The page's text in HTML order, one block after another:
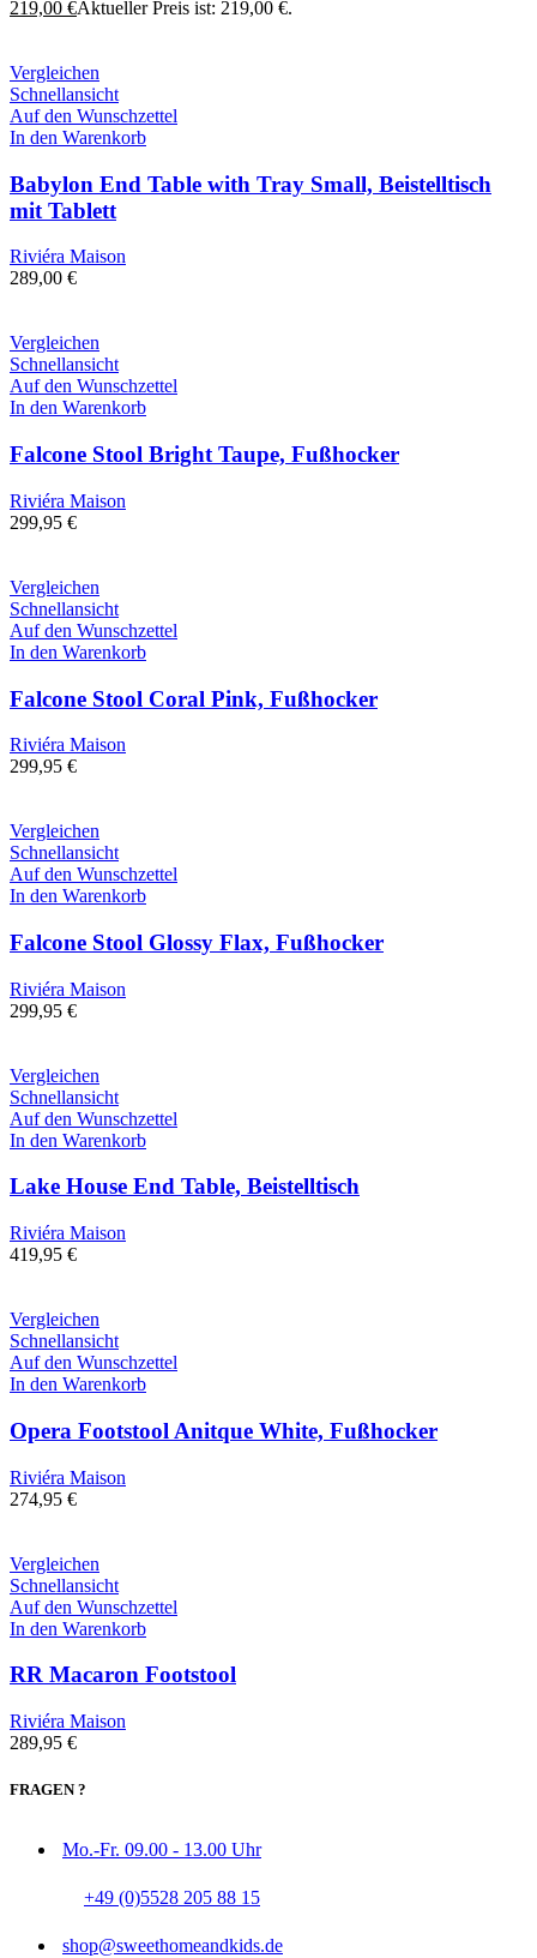
219,00 €Aktueller Preis ist: 219,00 €.
Vergleichen
Schnellansicht
Auf den Wunschzettel
In den Warenkorb
Babylon End Table with Tray Small, Beistelltisch
mit Tablett
Riviéra Maison
289,00 €
Vergleichen
Schnellansicht
Auf den Wunschzettel
In den Warenkorb
Falcone Stool Bright Taupe, Fußhocker
Riviéra Maison
299,95 €
Vergleichen
Schnellansicht
Auf den Wunschzettel
In den Warenkorb
Falcone Stool Coral Pink, Fußhocker
Riviéra Maison
299,95 €
Vergleichen
Schnellansicht
Auf den Wunschzettel
In den Warenkorb
Falcone Stool Glossy Flax, Fußhocker
Riviéra Maison
299,95 €
Vergleichen
Schnellansicht
Auf den Wunschzettel
In den Warenkorb
Lake House End Table, Beistelltisch
Riviéra Maison
419,95 €
Vergleichen
Schnellansicht
Auf den Wunschzettel
In den Warenkorb
Opera Footstool Anitque White, Fußhocker
Riviéra Maison
274,95 €
Vergleichen
Schnellansicht
Auf den Wunschzettel
In den Warenkorb
RR Macaron Footstool
Riviéra Maison
289,95 €
FRAGEN ?
Mo.-Fr. 09.00 - 13.00 Uhr
+49 (0)5528 205 88 15
shop@sweethomeandkids.de